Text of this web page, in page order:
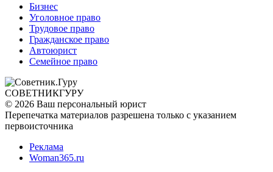
Бизнес
Уголовное право
Трудовое право
Гражданское право
Автоюрист
Семейное право
СОВЕТНИКГУРУ
© 2026 Ваш персональный юрист
Перепечатка материалов разрешена только с указанием
первоисточника
Реклама
Woman365.ru